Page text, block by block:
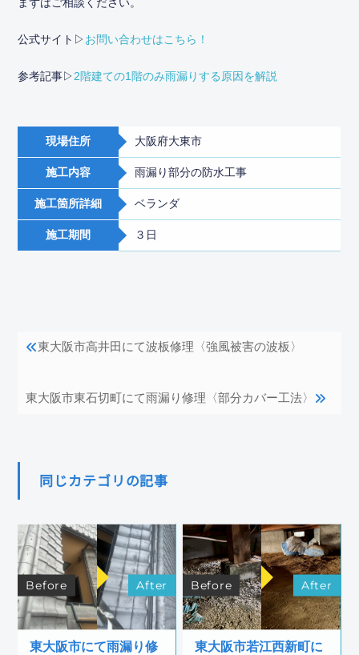
公式サイト▷ お問い合わせはこちら！
参考記事▷ 2階建ての1階のみ雨漏りする原因を解説
現場住所 大阪府大東市
施工内容 雨漏り部分の防水工事
施工箇所詳細 ベランダ
施工期間 ３日
東大阪市高井田にて波板修理〈強風被害の波板〉
東大阪市東石切町にて雨漏り修理〈部分カバー工法〉
同じカテゴリの記事
Before After
東大阪市にて雨漏り修
Before After
東大阪市若江西新町に